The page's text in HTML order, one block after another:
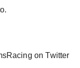
on Twitter